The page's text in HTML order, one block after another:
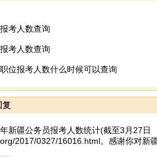
考人数查询
考人数查询
位报考人数什么时候可以查询
复
新疆公务员报考人数统计(截至3月27日
2017/0327/16016.html。感谢你对新